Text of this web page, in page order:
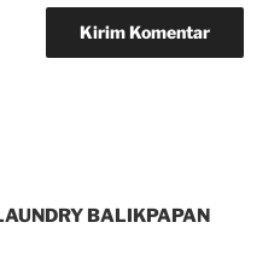
BALIKPAPAN